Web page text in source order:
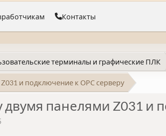
Контакты
терминалы и графические ПЛК
и подключение к ОРС серверу
панелями Z031 и